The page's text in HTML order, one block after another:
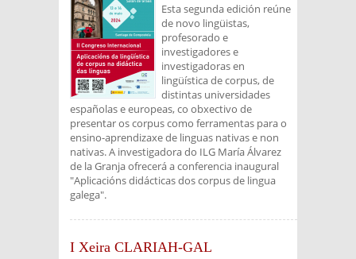
Esta segunda edición reúne
de novo lingüistas,
profesorado e
investigadores e
investigadoras en
lingüística de corpus, de
distintas universidades
españolas e europeas, co obxectivo de
presentar os corpus como ferramentas para o
ensino-aprendizaxe de linguas nativas e non
nativas. A investigadora do ILG María Álvarez
de la Granja ofrecerá a conferencia inaugural
"Aplicacións didácticas dos corpus de lingua
galega".
I Xeira CLARIAH-GAL